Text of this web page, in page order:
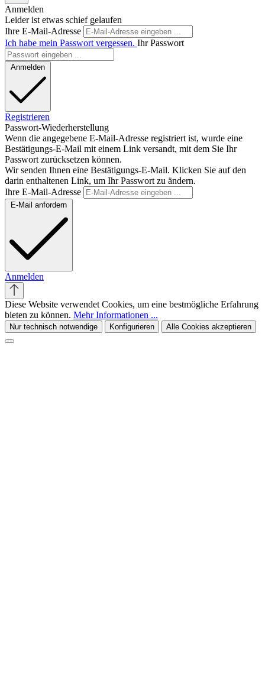
Anmelden
Leider ist etwas schief gelaufen
Ihre E-Mail-Adresse
Ich habe mein Passwort vergessen. Ihr Passwort
Anmelden
Registrieren
Passwort-Wiederherstellung
Wenn die angegebene E-Mail-Adresse registriert ist, wurde eine
Bestätigungs-E-Mail mit einem Link versandt, mit dem Sie Ihr
Passwort zurücksetzen können.
Wir senden Ihnen eine Bestätigungs-E-Mail. Klicken Sie auf den
darin enthaltenen Link, um Ihr Passwort zu ändern.
Ihre E-Mail-Adresse
E-Mail anfordern
Anmelden
Diese Website verwendet Cookies, um eine bestmögliche Erfahrung
bieten zu können. Mehr Informationen ...
Nur technisch notwendige Konfigurieren Alle Cookies akzeptieren